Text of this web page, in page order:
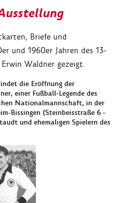
Briefe und
und 1960er Jahren des 13-
Waldner gezeigt.
die Eröffnung der
einer Fußball-Legende des
Nationalmannschaft, in der
Bissingen (Steinbeisstraße 6 -
und ehemaligen Spielern des